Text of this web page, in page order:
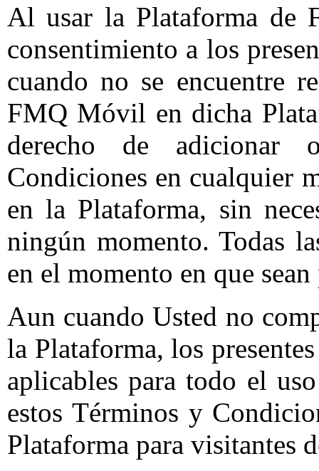
Al usar la Plataforma de
consentimiento a los
cuando no se encuentre
FMQ Móvil en dicha
derecho de
Condiciones en cualquier
en la Plataforma, sin
ningún momento. Todas
en el momento en que
Aun cuando Usted no
la Plataforma, los
aplicables para todo el
estos Términos y
Plataforma para visitantes